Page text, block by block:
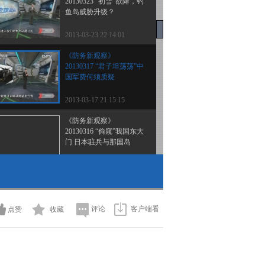
鱼岛威胁升级？
2013-03-23 22:14:01
《防务新观察》
20130317 “君子坦荡荡”中
国军费何须质疑
2013-03-17 21:15:15
《防务新观察》
20130316 “偷窥”我国东大
门 日本驻兵与那国岛
岛 20130316
2013-03-16 22:51:59
点赞 收藏 评论 客户端看